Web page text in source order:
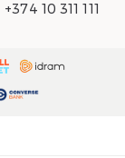
+374 10 311 111